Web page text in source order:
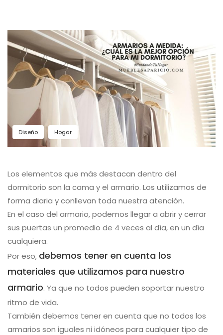
Diseño Hogar
Los elementos que más destacan dentro del
dormitorio son la cama y el armario. Los utilizamos de
forma diaria y conllevan toda nuestra atención.
En el caso del armario, podemos llegar a abrir y cerrar
sus puertas un promedio de 4 veces al día, en un día
cualquiera.
Por eso, debemos tener en cuenta los
materiales que utilizamos para nuestro
armario. Ya que no todos pueden soportar nuestro
ritmo de vida.
También debemos tener en cuenta que no todos los
armarios son iguales ni idóneos para cualquier tipo de